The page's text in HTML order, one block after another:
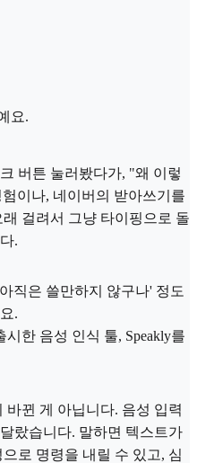
요.
버튼 눌러봤다가, "왜 이렇
이나, 네이버의 받아쓰기를
걸려서 그냥 타이핑으로 돌
.
직은 쓸만하지 않구나' 정도
.
한 음성 인식 툴, Speakly를
뀐 게 아닙니다. 음성 입력
랐습니다. 말하면 텍스트가
로 명령을 내릴 수 있고, 심